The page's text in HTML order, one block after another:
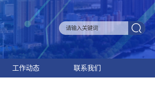
工作动态 联系我们